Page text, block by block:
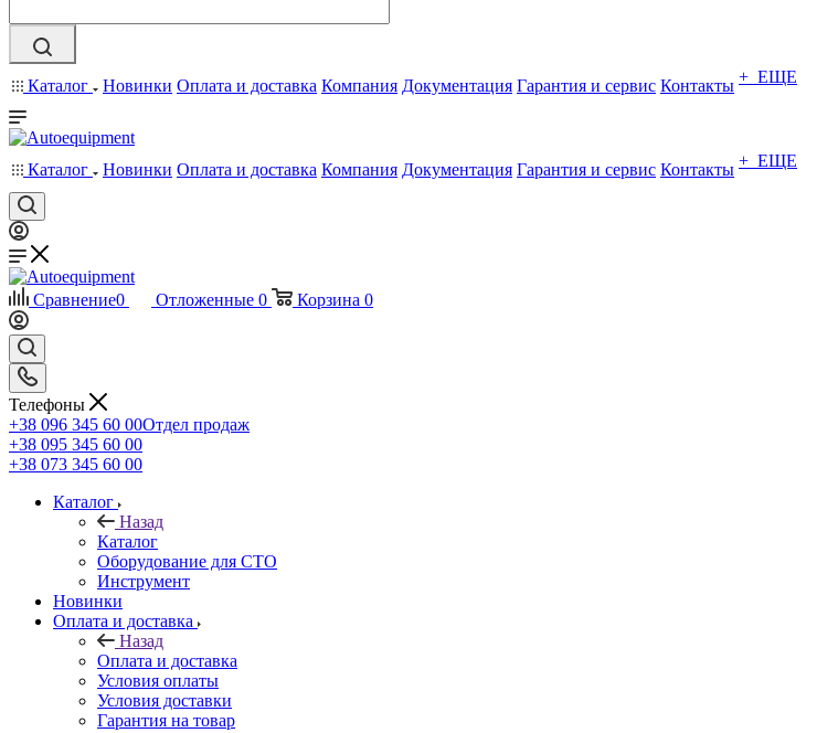
Каталог Новинки Оплата и доставка Компания Документация Гарантия и сервис Контакты + ЕЩЕ
Каталог Новинки Оплата и доставка Компания Документация Гарантия и сервис Контакты + ЕЩЕ
Сравнение0 Отложенные 0 Корзина 0
Телефоны
+38 096 345 60 00Отдел продаж
+38 095 345 60 00
+38 073 345 60 00
Каталог
Назад
Каталог
Оборудование для СТО
Инструмент
Новинки
Оплата и доставка
Назад
Оплата и доставка
Условия оплаты
Условия доставки
Гарантия на товар